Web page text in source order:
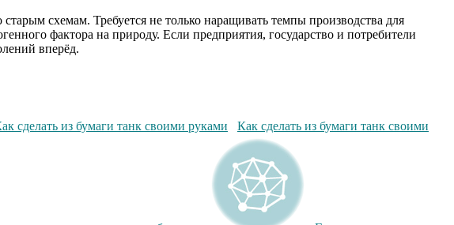
схемам. Требуется не только наращивать темпы производства для
фактора на природу. Если предприятия, государство и потребители
вперёд.
Как сделать из бумаги танк своими